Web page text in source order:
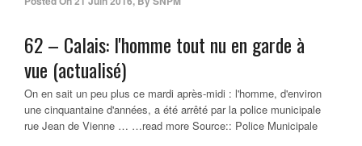
62 – Calais: l'homme tout nu en garde à
vue (actualisé)
On en sait un peu plus ce mardi après-midi : l'homme, d'environ
une cinquantaine d'années, a été arrêté par la police municipale
rue Jean de Vienne … …read more Source:: Police Municipale